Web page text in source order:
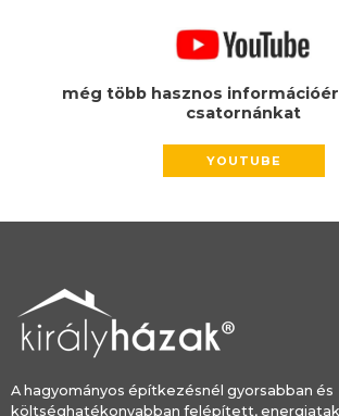
még több hasznos
csatornánkat
YOUTUBE
A hagyományos építkezésnél gyorsabban és
költséghatékonyabban felépített,